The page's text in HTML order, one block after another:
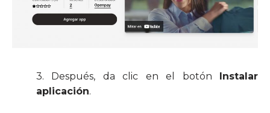
3. Después, da clic en el botón
Instalar
aplicación.